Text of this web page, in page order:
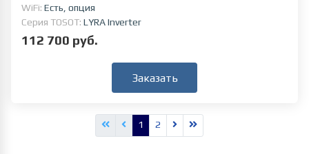
WiFi: Есть, опция
Серия TOSOT: LYRA Inverter
112 700 руб.
Заказать
1 2